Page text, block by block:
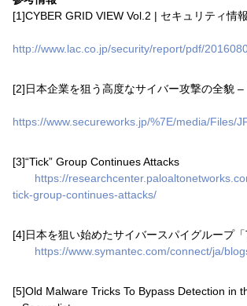
[1]CYBER GRID VIEW Vol.2 | セキュリティ情
http://www.lac.co.jp/security/report/pdf/
[2]日本企業を狙う高度なサイバー攻撃の全貌
https://www.secureworks.jp/%7E/media/Files/
[3]“Tick” Group Continues Attacks
https://
tick-group-continues-attacks/
[4]日本を狙い始めたサイバースパイグループ「
https://www.symantec.com/connect/ja/
[5]Old Malware Tricks To Bypass Detection in